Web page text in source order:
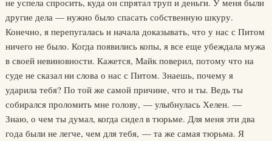
не успела спросить, куда он спрятал труп и деньги. У меня были
другие дела — нужно было спасать собственную шкуру.
Конечно, я перепугалась и начала доказывать, что у нас с Питом
ничего не было. Когда появились копы, я все еще убеждала мужа
в своей невиновности. Кажется, Майк поверил, потому что на
суде не сказал ни слова о нас с Питом. Знаешь, почему я
ударила тебя? По той же самой причине, что и ты. Ведь ты
собирался проломить мне голову, — улыбнулась Хелен. —
Знаю, о чем ты думал, когда сидел в тюрьме. Для меня эти два
года были не легче, чем для тебя, — та же самая тюрьма. Я